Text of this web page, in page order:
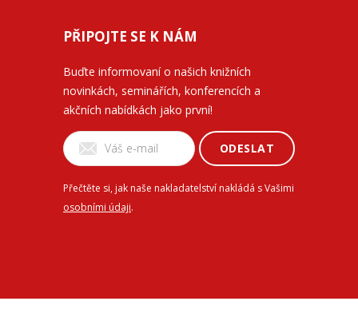
PŘIPOJTE SE K NÁM
Buďte informovaní o našich knižních
novinkách, seminářích, konferencích a
akčních nabídkách jako první!
ODESLAT
Přečtěte si, jak naše nakladatelství nakládá s Vašimi
osobními údaji.